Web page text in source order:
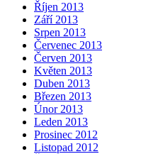
Říjen 2013
Září 2013
Srpen 2013
Červenec 2013
Červen 2013
Květen 2013
Duben 2013
Březen 2013
Únor 2013
Leden 2013
Prosinec 2012
Listopad 2012